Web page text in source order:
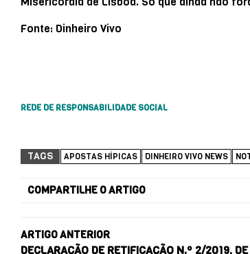
Fonte: Dinheiro Vivo
REDE DE RESPONSABILIDADE SOCIAL
TAGS APOSTAS HÍPICAS DINHEIRO VIVO NEWS
COMPARTILHE O ARTIGO
ARTIGO ANTERIOR
DECLARAÇÃO DE RETIFICAÇÃO N.º 2/2019,